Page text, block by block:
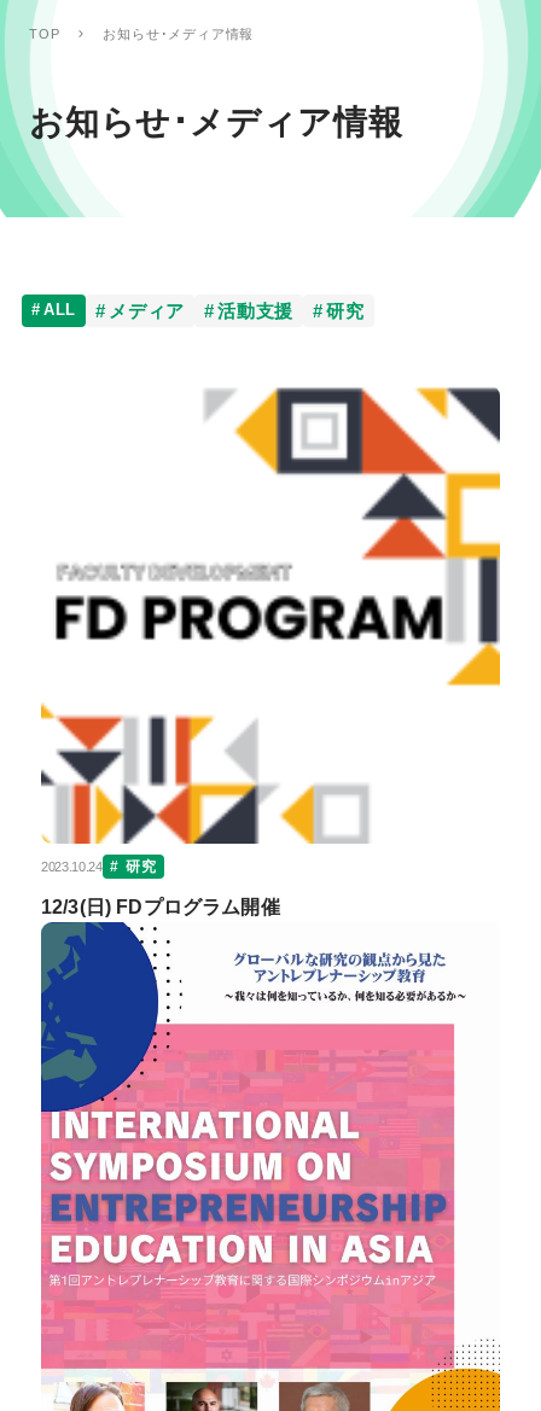
TOP お知らせ･メディア情報
お知らせ･メディア情報
ALL メディア 活動支援 研究
2023.10.24 研究
12/3(日) FDプログラム開催